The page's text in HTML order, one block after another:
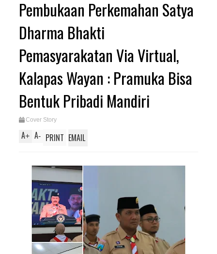
Pembukaan Perkemahan Satya
Dharma Bhakti
Pemasyarakatan Via Virtual,
Kalapas Wayan : Pramuka Bisa
Bentuk Pribadi Mandiri
Cover Story
A+ A- PRINT EMAIL